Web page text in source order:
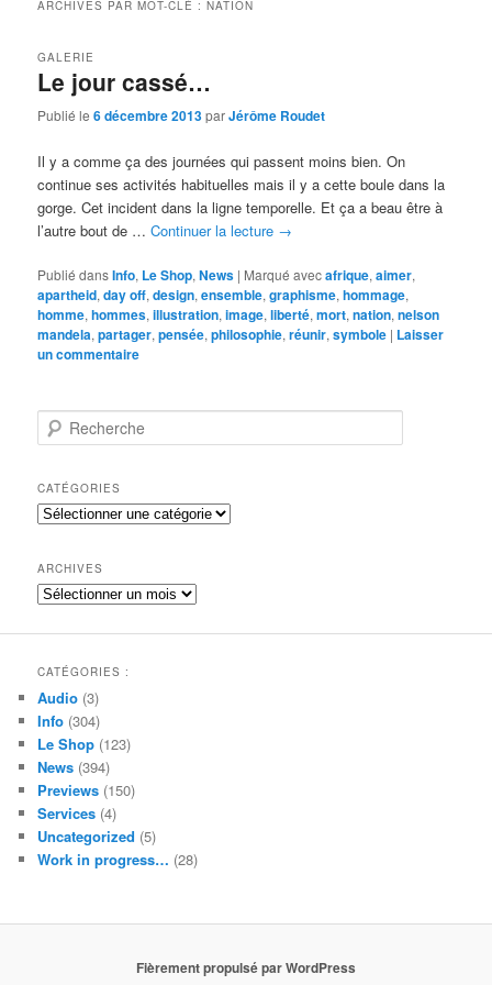
ARCHIVES PAR MOT-CLÉ :NATION
Le jour cassé…
GALERIE
Publié le6 décembre 2013parJérôme Roudet
Il y a comme ça des journées qui passent moins bien. On
continue ses activités habituelles mais il y a cette boule dans la
gorge. Cet incident dans la ligne temporelle. Et ça a beau être à
l’autre bout de …Continuer la lecture →
Publié dansInfo, Le Shop,News | Marqué avecafrique,aimer,
apartheid,day off,design,ensemble,graphisme,hommage,
homme,hommes,illustration,image,liberté,mort,nation,nelson
mandela,partager,pensée,philosophie,réunir,symbole | Laisser
un commentaire
e
h
e
r
h
e
CATÉGORIES
Catégories
ARCHIVES
Archives
CATÉGORIES :
Audio (3)
Info (304)
Le Shop (123)
News (394)
Previews (150)
Services (4)
Uncategorized (5)
Work in progress… (28)
Fièrement propulsé par WordPress